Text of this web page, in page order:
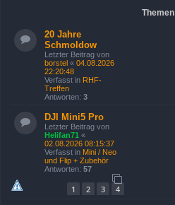
Themen
20 Jahre
Schmoldow
Letzter Beitrag von
borstel « 04.08.2026
22:20:48
Verfasst in RHF-
Treffen
Antworten: 3
DJI Mini5 Pro
Letzter Beitrag von
Helifan71 «
02.08.2026 08:15:37
Verfasst in Mini / Neo
und Flip + Zubehör
Antworten: 57
1 2 3 4